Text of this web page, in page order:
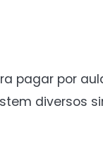
pagar por
diversos